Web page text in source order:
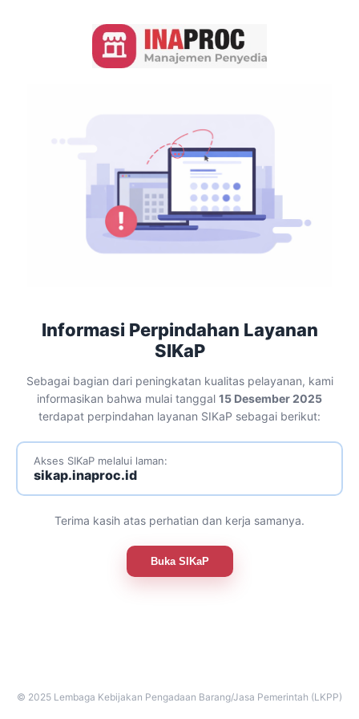
Informasi Perpindahan Layanan
SIKaP
Sebagai bagian dari peningkatan kualitas pelayanan, kami
informasikan bahwa mulai tanggal 15 Desember 2025
terdapat perpindahan layanan SIKaP sebagai berikut:
Akses SIKaP melalui laman:
sikap.inaproc.id
Terima kasih atas perhatian dan kerja samanya.
Buka SIKaP
© 2025 Lembaga Kebijakan Pengadaan Barang/Jasa Pemerintah (LKPP)